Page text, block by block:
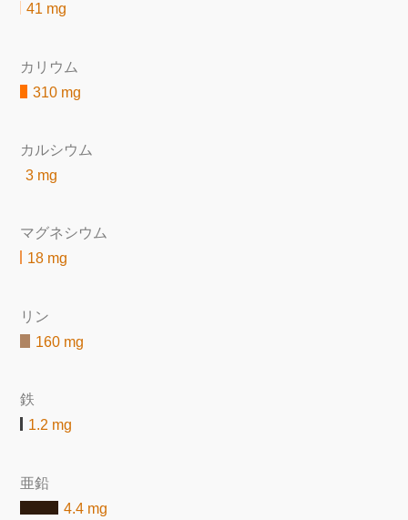
41 mg
カリウム
310 mg
カルシウム
3 mg
マグネシウム
18 mg
リン
160 mg
鉄
1.2 mg
亜鉛
4.4 mg